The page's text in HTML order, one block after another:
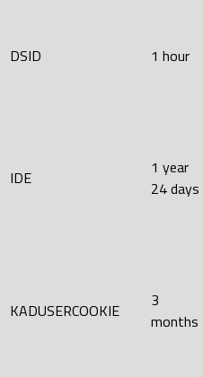
DSID 1 hour
IDE
1 year
24 days
KADUSERCOOKIE
3
months